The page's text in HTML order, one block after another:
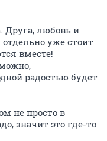
Друга, любовь и
уже стоит
вместе!
радостью будет
не просто в
значит это где-то